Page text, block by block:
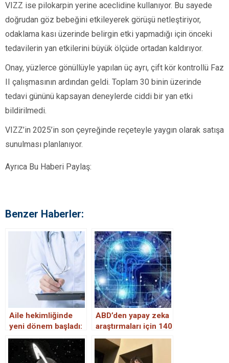
VIZZ ise pilokarpin yerine aceclidine kullanıyor. Bu sayede
doğrudan göz bebeğini etkileyerek görüşü netleştiriyor,
odaklama kası üzerinde belirgin etki yapmadığı için önceki
tedavilerin yan etkilerini büyük ölçüde ortadan kaldırıyor.
Onay, yüzlerce gönüllüyle yapılan üç ayrı, çift kör kontrollü Faz
II çalışmasının ardından geldi. Toplam 30 binin üzerinde
tedavi gününü kapsayan deneylerde ciddi bir yan etki
bildirilmedi.
VIZZ’in 2025’in son çeyreğinde reçeteyle yaygın olarak satışa
sunulması planlanıyor.
Ayrıca Bu Haberi Paylaş:
Benzer Haberler:
Aile hekimliğinde
yeni dönem başladı:
Randevu sırası
beklemek tarihe
karışıyor
ABD’den yapay zeka
araştırmaları için 140
milyon dolarlık
yatırım